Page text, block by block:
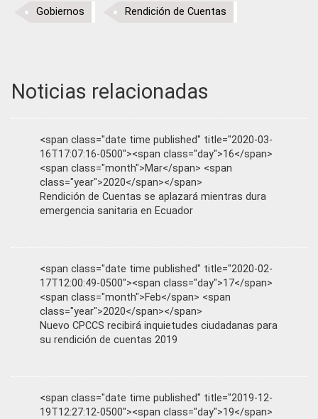
Gobiernos Rendición de Cuentas
Noticias relacionadas
<span class="date time published" title="2020-03-
16T17:07:16-0500"><span class="day">16</span>
<span class="month">Mar</span> <span
class="year">2020</span></span>
Rendición de Cuentas se aplazará mientras dura
emergencia sanitaria en Ecuador
<span class="date time published" title="2020-02-
17T12:00:49-0500"><span class="day">17</span>
<span class="month">Feb</span> <span
class="year">2020</span></span>
Nuevo CPCCS recibirá inquietudes ciudadanas para
su rendición de cuentas 2019
<span class="date time published" title="2019-12-
19T12:27:12-0500"><span class="day">19</span>